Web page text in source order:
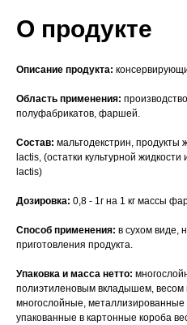
О продукте
Описание продукта:
Область применения:
полуфабрикатов, фаршей.
Состав: мальтодекстрин, продукты
lactis, (остатки культурной
lactis)
Дозировка: 0,8 - 1г на 1 кг массы
Способ применения: в сухом виде,
приготовления продукта.
Упаковка и масса нетто:
полиэтиленовым вкладышем, весом
многослойные, металлизированные
упакованные в картонные короба
Статьи